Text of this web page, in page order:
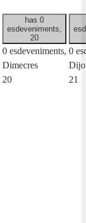
has 0
esdeveniments,
20
0 esdeveniments,
Dimecres
20
0
21